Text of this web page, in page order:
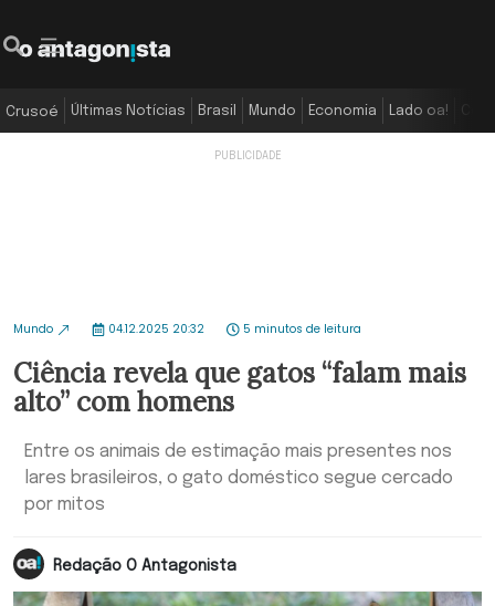
Crusoé Últimas Notícias Brasil Mundo Economia Lado oa!
Mundo 04.12.2025 20:32 5 minutos de leitura
Ciência revela que gatos “falam mais
alto” com homens
Entre os animais de estimação mais presentes nos
lares brasileiros, o gato doméstico segue cercado
por mitos
Redação O Antagonista